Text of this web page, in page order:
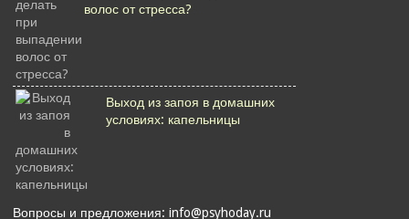
волос от стресса?
Выход из запоя в домашних
условиях: капельницы
Вопросы и предложения: info@psyhoday.ru